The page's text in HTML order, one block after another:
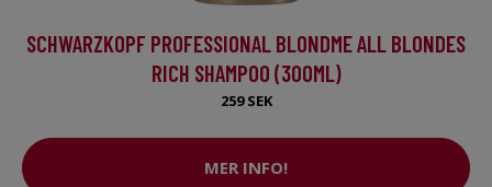
SCHWARZKOPF PROFESSIONAL BLONDME ALL BLONDES
RICH SHAMPOO (300ML)
259 SEK
MER INFO!